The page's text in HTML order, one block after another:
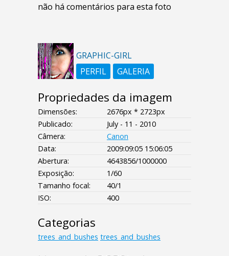
não há comentários para esta foto
GRAPHIC-GIRL
PERFIL
GALERIA
Propriedades da imagem
Dimensões:
2676px * 2723px
Publicado:
July - 11 - 2010
Câmera:
Canon
Data:
2009:09:05 15:06:05
Abertura:
4643856/1000000
Exposição:
1/60
Tamanho focal:
40/1
ISO:
400
Categorias
trees_and_bushes trees_and_bushes